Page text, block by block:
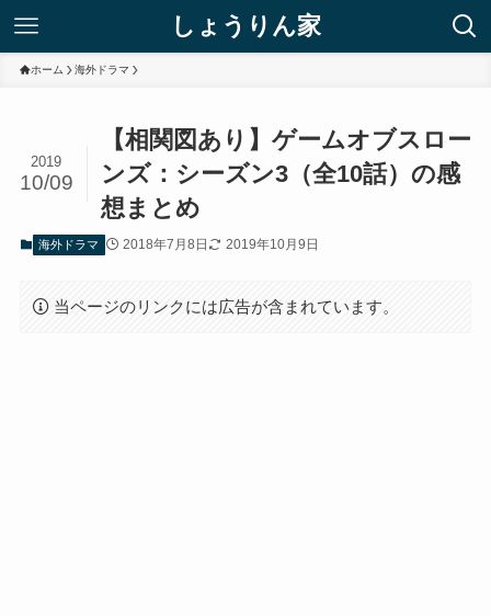
しょうりん家
ホーム 海外ドラマ
【相関図あり】ゲームオブスロー
ンズ：シーズン3（全10話）の感
想まとめ
2019
10/09
海外ドラマ 2018年7月8日 2019年10月9日
当ページのリンクには広告が含まれています。